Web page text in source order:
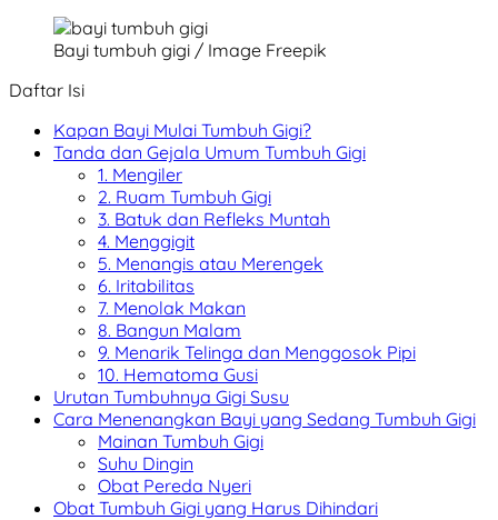
Bayi tumbuh gigi / Image Freepik
Daftar Isi
Kapan Bayi Mulai Tumbuh Gigi?
Tanda dan Gejala Umum Tumbuh Gigi
1. Mengiler
2. Ruam Tumbuh Gigi
3. Batuk dan Refleks Muntah
4. Menggigit
5. Menangis atau Merengek
6. Iritabilitas
7. Menolak Makan
8. Bangun Malam
9. Menarik Telinga dan Menggosok Pipi
10. Hematoma Gusi
Urutan Tumbuhnya Gigi Susu
Cara Menenangkan Bayi yang Sedang Tumbuh Gigi
Mainan Tumbuh Gigi
Suhu Dingin
Obat Pereda Nyeri
Obat Tumbuh Gigi yang Harus Dihindari